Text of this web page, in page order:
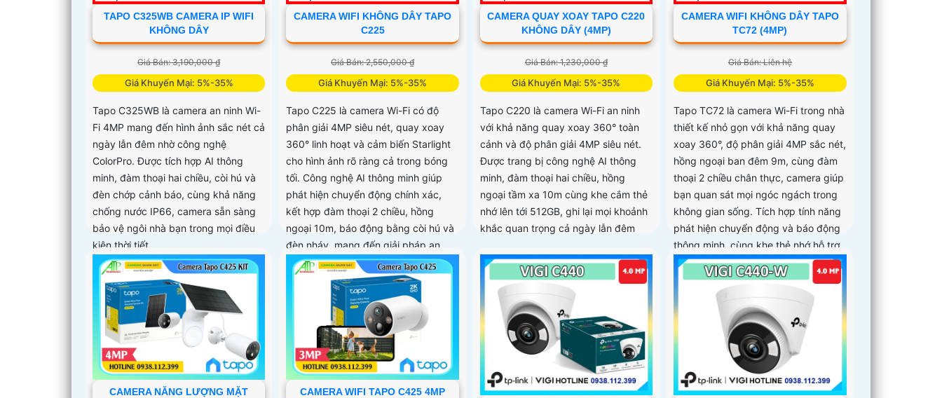
TAPO C325WB CAMERA IP WIFI
KHÔNG DÂY
Giá Bán: 3,190,000 ₫
Giá Khuyến Mại: 5%-35%
Tapo C325WB là camera an ninh Wi-
Fi 4MP mang đến hình ảnh sắc nét cả
ngày lẫn đêm nhờ công nghệ
ColorPro. Được tích hợp AI thông
minh, đàm thoại hai chiều, còi hú và
đèn chớp cảnh báo, cùng khả năng
chống nước IP66, camera sẵn sàng
bảo vệ ngôi nhà bạn trong mọi điều
kiện thời tiết
CAMERA WIFI KHÔNG DÂY TAPO
C225
Giá Bán: 2,550,000 ₫
Giá Khuyến Mại: 5%-35%
Tapo C225 là camera Wi-Fi có độ
phân giải 4MP siêu nét, quay xoay
360° linh hoạt và cảm biến Starlight
cho hình ảnh rõ ràng cả trong bóng
tối. Công nghệ AI thông minh giúp
phát hiện chuyển động chính xác,
kết hợp đàm thoại 2 chiều, hồng
ngoại 10m, báo động bằng còi hú và
đèn nháy, mang đến giải pháp an
ninh toàn diện, với khe cắm thẻ nhớ
hỗ trợ tới 512GB lưu trữ lâu dài
CAMERA QUAY XOAY TAPO C220
KHÔNG DÂY (4MP)
Giá Bán: 1,230,000 ₫
Giá Khuyến Mại: 5%-35%
Tapo C220 là camera Wi-Fi an ninh
với khả năng quay xoay 360° toàn
cảnh và độ phân giải 4MP siêu nét.
Được trang bị công nghệ AI thông
minh, đàm thoại hai chiều, hồng
ngoại tầm xa 10m cùng khe cắm thẻ
nhớ lên tới 512GB, ghi lại mọi khoảnh
khắc quan trọng cả ngày lẫn đêm
CAMERA WIFI KHÔNG DÂY TAPO
TC72 (4MP)
Giá Bán: Liên hệ
Giá Khuyến Mại: 5%-35%
Tapo TC72 là camera Wi-Fi trong nhà
thiết kế nhỏ gọn với khả năng quay
xoay 360°, độ phân giải 4MP sắc nét,
hồng ngoại ban đêm 9m, cùng đàm
thoại 2 chiều chân thực, camera giúp
bạn quan sát mọi ngóc ngách trong
không gian sống. Tích hợp tính năng
phát hiện chuyển động và báo động
thông minh, cùng khe thẻ nhớ hỗ trợ
đến 512GB, Tapo TC72 mang đến sự
an tâm tuyệt đối cho cả gia đình
CAMERA NĂNG LƯỢNG MẶT
CAMERA WIFI TAPO C425 4MP